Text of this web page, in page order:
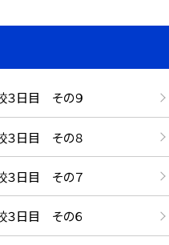
３日目 その９
３日目 その８
３日目 その７
３日目 その６